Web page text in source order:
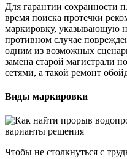
Для гарантии сохранности
время поиска протечки
маркировку, указывающую
противном случае
одним из возможных
замена старой магистрали
сетями, а такой ремонт
Виды маркировки
Чтобы не столкнуться с